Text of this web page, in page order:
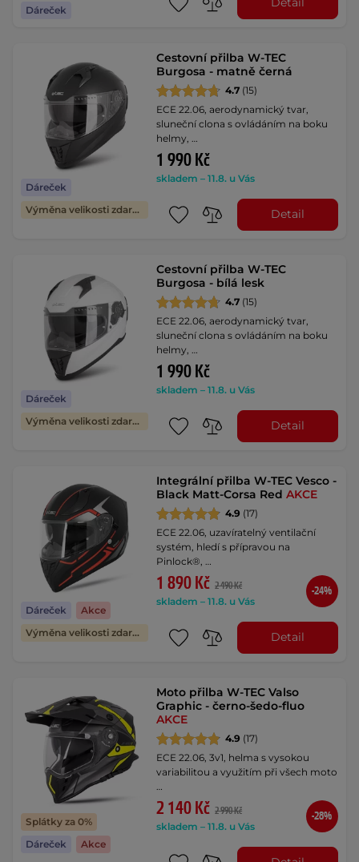
Dáreček
Dáreček
Výměna velikosti zdarma
Cestovní přilba W-TEC
Burgosa - matně černá
4.7 (15)
ECE 22.06, aerodynamický tvar,
sluneční clona s ovládáním na boku
helmy, …
1 990 Kč
skladem – 11.8. u Vás
Detail
Dáreček
Výměna velikosti zdarma
Cestovní přilba W-TEC
Burgosa - bílá lesk
4.7 (15)
ECE 22.06, aerodynamický tvar,
sluneční clona s ovládáním na boku
helmy, …
1 990 Kč
skladem – 11.8. u Vás
Detail
Dáreček
Akce
Výměna velikosti zdarma
Integrální přilba W-TEC Vesco -
Black Matt-Corsa RedAKCE
4.9 (17)
ECE 22.06, uzavíratelný ventilační
systém, hledí s přípravou na
Pinlock®, …
1 890 Kč 2 490 Kč
skladem – 11.8. u Vás
-24%
Detail
Splátky za 0%
Dáreček
Akce
Moto přilba W-TEC Valso
Graphic - černo-šedo-fluo
AKCE
4.9 (17)
ECE 22.06, 3v1, helma s vysokou
variabilitou a využitím při všech moto
2 140 Kč 2 990 Kč
skladem – 11.8. u Vás
-28%